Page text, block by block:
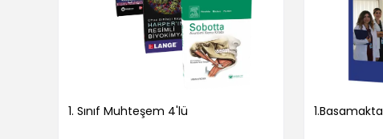
1. Sınıf Muhteşem 4'lü